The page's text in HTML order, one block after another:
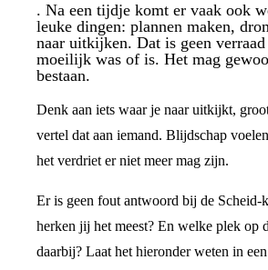
. Na een tijdje komt er vaak ook
leuke dingen: plannen maken,
naar uitkijken. Dat is geen verraad
moeilijk was of is. Het mag
bestaan.
Denk aan iets waar je naar uitkijkt,
vertel dat aan iemand. Blijdschap
het verdriet er niet meer mag zijn.
Er is geen fout antwoord bij de Scheid-
herken jij het meest? En welke plek op
daarbij? Laat het hieronder weten in een